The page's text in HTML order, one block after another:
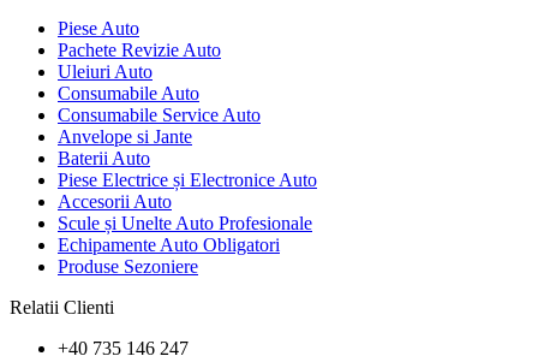
Piese Auto
Pachete Revizie Auto
Uleiuri Auto
Consumabile Auto
Consumabile Service Auto
Anvelope si Jante
Baterii Auto
Piese Electrice și Electronice Auto
Accesorii Auto
Scule și Unelte Auto Profesionale
Echipamente Auto Obligatori
Produse Sezoniere
Relatii Clienti
+40 735 146 247